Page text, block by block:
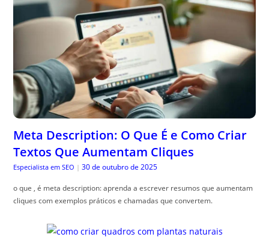
Meta Description: O Que É e Como Criar
Textos Que Aumentam Cliques
Especialista em SEO | 30 de outubro de 2025
o que , é meta description: aprenda a escrever resumos que aumentam
cliques com exemplos práticos e chamadas que convertem.